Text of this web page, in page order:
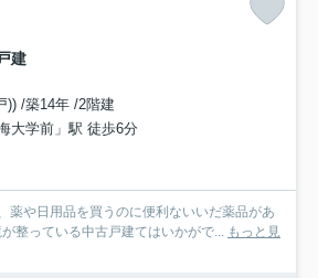
建
)) /築14年 /2階建
大学前」駅 徒歩6分
薬や日用品を買うのに便利ないいだ薬品があ
整っている中古戸建てはいかがで... もっと見